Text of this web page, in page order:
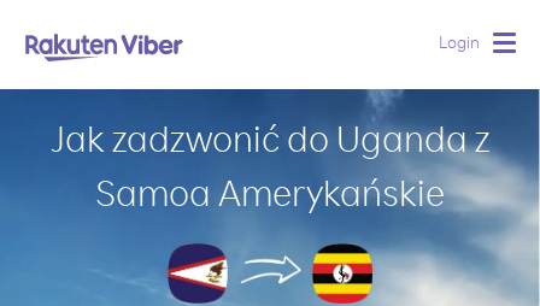
Login
Jak zadzwonić do Uganda z
Samoa Amerykańskie